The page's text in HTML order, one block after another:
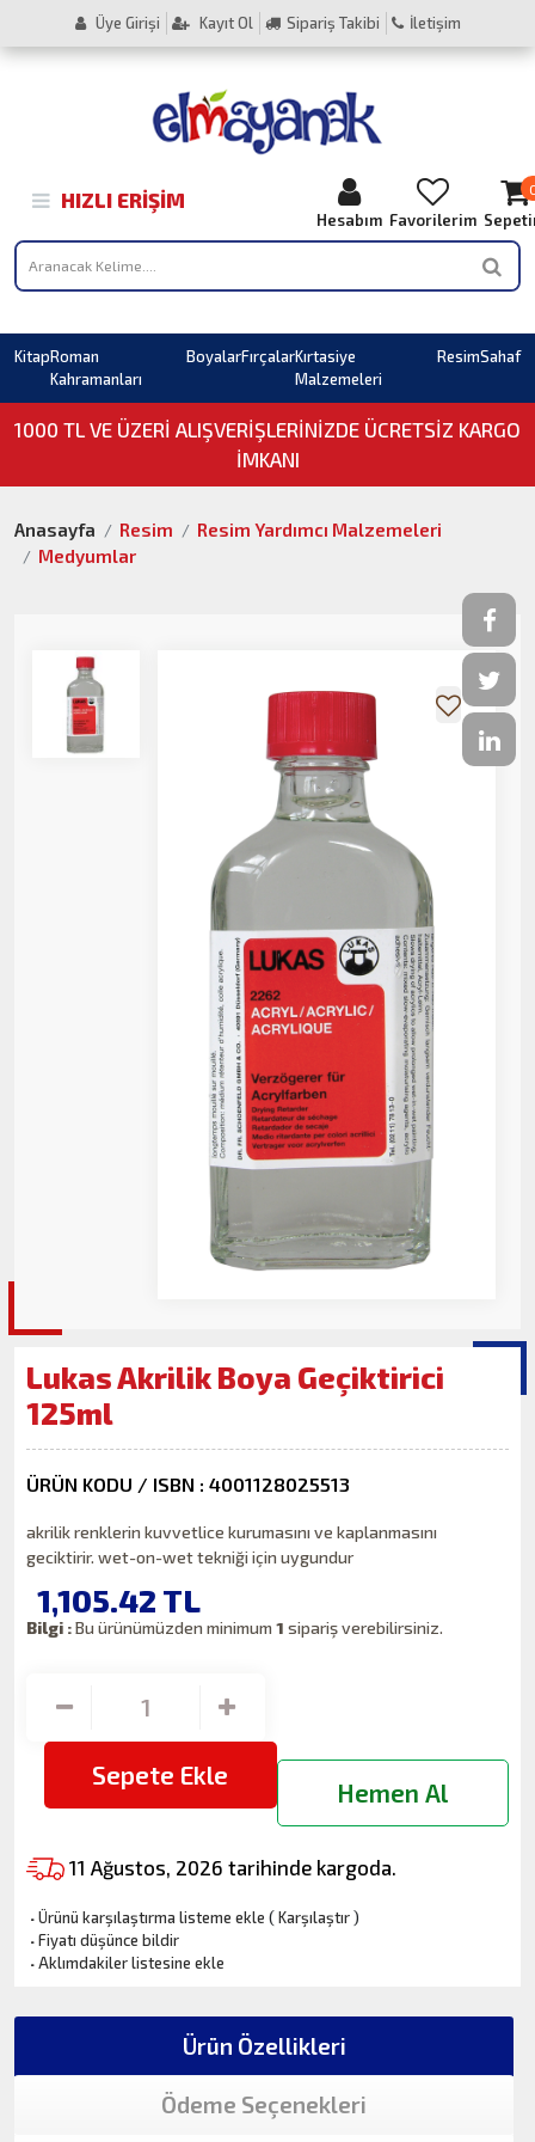
Üye Girişi Kayıt Ol Sipariş Takibi İletişim
HIZLI ERIŞIM
Hesabım Favorilerim
KitapRoman
Kahramanları
BoyalarFırçalarKırtasiye
Malzemeleri
ResimSahaf
1000 TL VE ÜZERI ALIŞVERIŞLERINIZDE ÜCRETSİZ KARGO
İMKANI
Anasayfa Resim
Resim Yardımcı Malzemeleri
Medyumlar
Lukas Akrilik Boya Geçiktirici
125ml
ÜRÜN KODU / ISBN : 4001128025513
akrilik renklerin kuvvetlice kurumasını ve kaplanmasını
geciktirir. wet-on-wet tekniği için uygundur
1,105.42 TL
Bilgi :Bu ürünümüzden minimum1sipariş verebilirsiniz.
Sepete Ekle
Hemen Al
11 Ağustos, 2026 tarihinde kargoda.
·Ürünü karşılaştırma listeme ekle (Karşılaştır)
·Fiyatı düşünce bildir
·Aklımdakiler listesine ekle
Ürün Özellikleri
Ödeme Seçenekleri